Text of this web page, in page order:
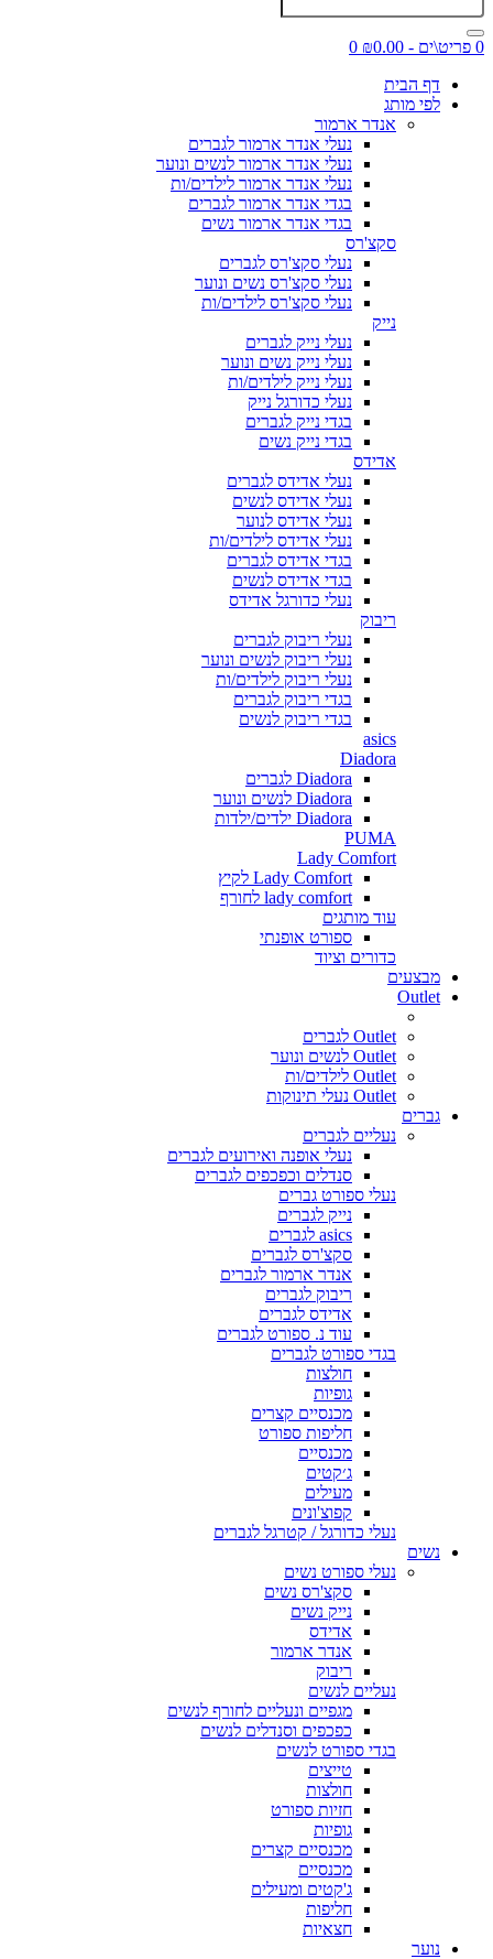
0 פריט\ים - ₪0.00
0
דף הבית
לפי מותג
אנדר ארמור
נעלי אנדר ארמור לגברים
נעלי אנדר ארמור לנשים ונוער
נעלי אנדר ארמור לילדים/ות
בגדי אנדר ארמור לגברים
בגדי אנדר ארמור נשים
סקצ'רס
נעלי סקצ'רס לגברים
נעלי סקצ'רס נשים ונוער
נעלי סקצ'רס לילדים/ות
נייק
נעלי נייק לגברים
נעלי נייק נשים ונוער
נעלי נייק לילדים/ות
נעלי כדורגל נייק
בגדי נייק לגברים
בגדי נייק נשים
אדידס
נעלי אדידס לגברים
נעלי אדידס לנשים
נעלי אדידס לנוער
נעלי אדידס לילדים/ות
בגדי אדידס לגברים
בגדי אדידס לנשים
נעלי כדורגל אדידס
ריבוק
נעלי ריבוק לגברים
נעלי ריבוק לנשים ונוער
נעלי ריבוק לילדים/ות
בגדי ריבוק לגברים
בגדי ריבוק לנשים
asics
Diadora
Diadora לגברים
Diadora לנשים ונוער
Diadora ילדים/ילדות
PUMA
Lady Comfort
Lady Comfort לקיץ
lady comfort לחורף
עוד מותגים
ספורט אופנתי
כדורים וציוד
מבצעים
Outlet
Outlet לגברים
Outlet לנשים ונוער
Outlet לילדים/ות
Outlet נעלי תינוקות
גברים
נעליים לגברים
נעלי אופנה ואירועים לגברים
סנדלים וכפכפים לגברים
נעלי ספורט גברים
נייק לגברים
asics לגברים
סקצ'רס לגברים
אנדר ארמור לגברים
ריבוק לגברים
אדידס לגברים
עוד נ. ספורט לגברים
בגדי ספורט לגברים
חולצות
גופיות
מכנסיים קצרים
חליפות ספורט
מכנסיים
ג׳קטים
מעילים
קפוצ'ונים
נעלי כדורגל / קטרגל לגברים
נשים
נעלי ספורט נשים
סקצ'רס נשים
נייק נשים
אדידס
אנדר ארמור
ריבוק
נעליים לנשים
מגפיים ונעליים לחורף לנשים
כפכפים וסנדלים לנשים
בגדי ספורט לנשים
טייצים
חולצות
חזיות ספורט
גופיות
מכנסיים קצרים
מכנסיים
ג'קטים ומעילים
חליפות
חצאיות
נוער